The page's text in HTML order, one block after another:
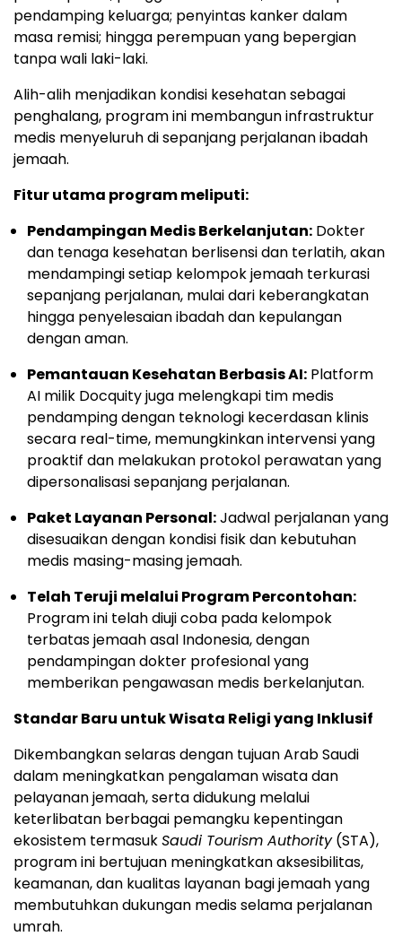
pendamping keluarga; penyintas kanker dalam
masa remisi; hingga perempuan yang bepergian
tanpa wali laki-laki.
Alih-alih menjadikan kondisi kesehatan sebagai
penghalang, program ini membangun infrastruktur
medis menyeluruh di sepanjang perjalanan ibadah
jemaah.
Fitur utama program meliputi:
Pendampingan Medis Berkelanjutan: Dokter
dan tenaga kesehatan berlisensi dan terlatih, akan
mendampingi setiap kelompok jemaah terkurasi
sepanjang perjalanan, mulai dari keberangkatan
hingga penyelesaian ibadah dan kepulangan
dengan aman.
Pemantauan Kesehatan Berbasis AI: Platform
AI milik Docquity juga melengkapi tim medis
pendamping dengan teknologi kecerdasan klinis
secara real-time, memungkinkan intervensi yang
proaktif dan melakukan protokol perawatan yang
dipersonalisasi sepanjang perjalanan.
Paket Layanan Personal:Jadwal perjalanan yang
disesuaikan dengan kondisi fisik dan kebutuhan
medis masing-masing jemaah.
Telah Teruji melalui Program Percontohan:
Program ini telah diuji coba pada kelompok
terbatas jemaah asal Indonesia, dengan
pendampingan dokter profesional yang
memberikan pengawasan medis berkelanjutan.
Standar Baru untuk Wisata Religi yang Inklusif
Dikembangkan selaras dengan tujuan Arab Saudi
dalam meningkatkan pengalaman wisata dan
pelayanan jemaah, serta didukung melalui
keterlibatan berbagai pemangku kepentingan
ekosistem termasukSaudi Tourism Authority(STA),
program ini bertujuan meningkatkan aksesibilitas,
keamanan, dan kualitas layanan bagi jemaah yang
membutuhkan dukungan medis selama perjalanan
umrah.